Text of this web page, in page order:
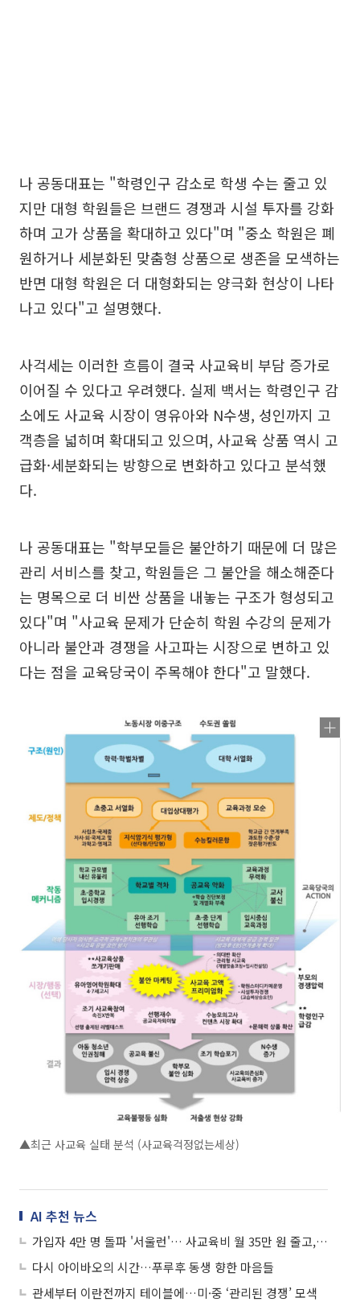
나 공동대표는 "학령인구 감소로 학생 수는 줄고 있
지만 대형 학원들은 브랜드 경쟁과 시설 투자를 강화
하며 고가 상품을 확대하고 있다"며 "중소 학원은 폐
원하거나 세분화된 맞춤형 상품으로 생존을 모색하는
반면 대형 학원은 더 대형화되는 양극화 현상이 나타
나고 있다"고 설명했다.
사걱세는 이러한 흐름이 결국 사교육비 부담 증가로
이어질 수 있다고 우려했다. 실제 백서는 학령인구 감
소에도 사교육 시장이 영유아와 N수생, 성인까지 고
객층을 넓히며 확대되고 있으며, 사교육 상품 역시 고
급화·세분화되는 방향으로 변화하고 있다고 분석했
다.
나 공동대표는 "학부모들은 불안하기 때문에 더 많은
관리 서비스를 찾고, 학원들은 그 불안을 해소해준다
는 명목으로 더 비싼 상품을 내놓는 구조가 형성되고
있다"며 "사교육 문제가 단순히 학원 수강의 문제가
아니라 불안과 경쟁을 사고파는 시장으로 변하고 있
다는 점을 교육당국이 주목해야 한다"고 말했다.
▲최근 사교육 실태 분석 (사교육걱정없는세상)
AI 추천 뉴스
가입자 4만 명 돌파 '서울런'… 사교육비 월 35만 원 줄고, 성적은 쑥
다시 아이바오의 시간…푸루후 동생 향한 마음들
관세부터 이란전까지 테이블에…미·중 ‘관리된 경쟁’ 모색